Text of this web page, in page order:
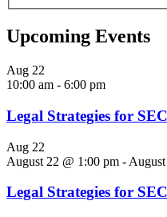
Upcoming Events
Aug 22
10:00 am - 6:00 pm
Legal Strategies for
Aug 22
August 22 @ 1:00 pm -
Legal Strategies for